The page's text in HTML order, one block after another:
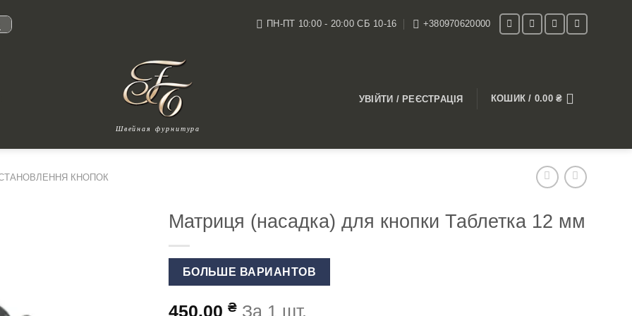
ПН-ПТ 10:00 - 20:00 СБ 10-16 +380970620000
Швейная фурнитура
УВІЙТИ / РЕЄСТРАЦІЯ КОШИК / 0.00₴
КНОПОК
Матриця (насадка) для кнопки Таблетка 12 мм
БОЛЬШЕ ВАРИАНТОВ
450.00 ₴ За 1 шт.